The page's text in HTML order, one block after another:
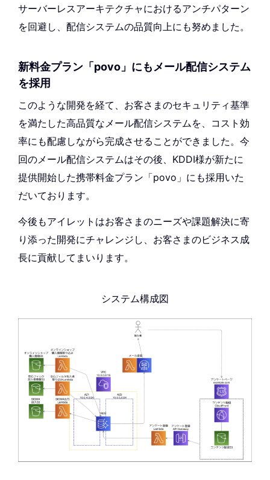
サーバーレスアーキテクチャにおけるアンチパターン
を回避し、配信システムの品質向上にも努めました。
新料金プラン「povo」にもメール配信システム
を採用
このような開発を経て、お客さまのセキュリティ基準
を満たした高品質なメール配信システムを、コスト効
率にも配慮しながら完成させることができました。今
回のメール配信システムはその後、KDDI様が新たに
提供開始した携帯料金プラン「povo」にも採用いた
だいております。
今後もアイレットはお客さまのニーズや課題解決に寄
り添った開発にチャレンジし、お客さまのビジネス成
長に貢献してまいります。
システム構成図